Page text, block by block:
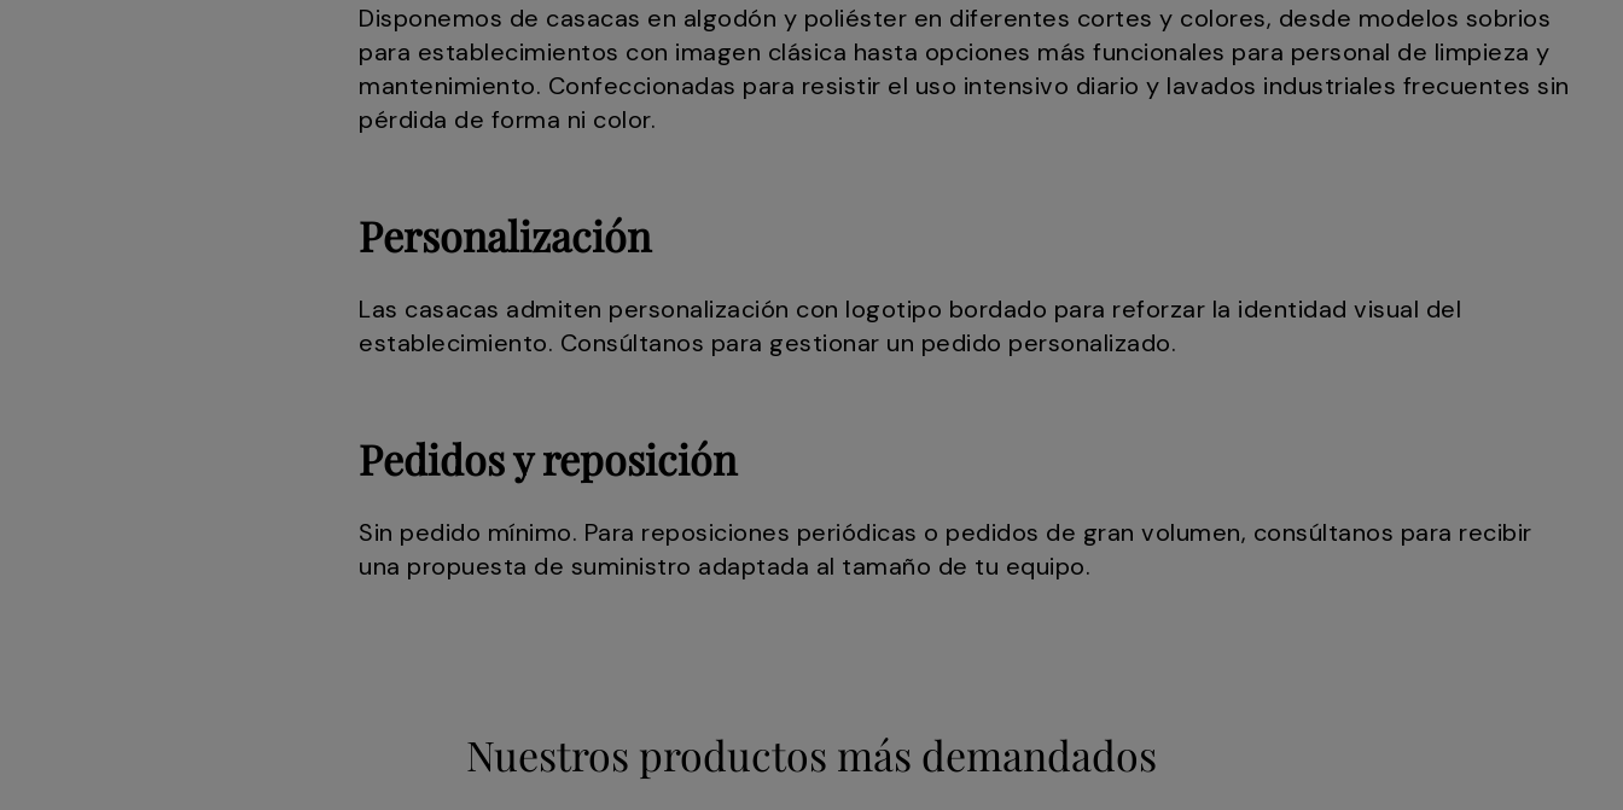
Disponemos de casacas en algodón y poliéster en diferentes cortes y colores, desde modelos sobrios
para establecimientos con imagen clásica hasta opciones más funcionales para personal de limpieza y
mantenimiento. Confeccionadas para resistir el uso intensivo diario y lavados industriales frecuentes sin
pérdida de forma ni color.
Personalización
Las casacas admiten personalización con logotipo bordado para reforzar la identidad visual del
establecimiento. Consúltanos para gestionar un pedido personalizado.
Pedidos y reposición
Sin pedido mínimo. Para reposiciones periódicas o pedidos de gran volumen, consúltanos para recibir
una propuesta de suministro adaptada al tamaño de tu equipo.
Nuestros productos más demandados